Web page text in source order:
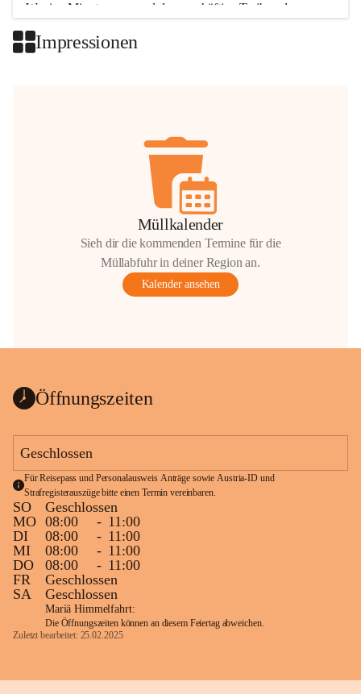
Wenige Minuten nur, und das geschäftige Treiben der
Impressionen
Müllkalender
Sieh dir die kommenden Termine für die
Müllabfuhr in deiner Region an.
Kalender ansehen
Öffnungszeiten
Geschlossen
Für Reisepass und Personalausweis Anträge sowie Austria-ID und
Strafregisterauszüge bitte einen Termin vereinbaren.
SO
Geschlossen
MO 08:00 - 11:00
DI
08:00 - 11:00
MI
08:00 - 11:00
DO
08:00 - 11:00
FR
Geschlossen
SA
Geschlossen
Mariä Himmelfahrt:
Die Öffnungszeiten können an diesem Feiertag abweichen.
Zuletzt bearbeitet: 25.02.2025